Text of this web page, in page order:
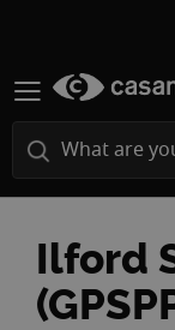
Ilford